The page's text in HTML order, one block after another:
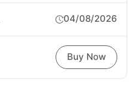
04/08/2026
Buy Now